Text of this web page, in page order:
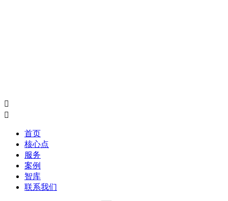


首页
核心点
服务
案例
智库
联系我们